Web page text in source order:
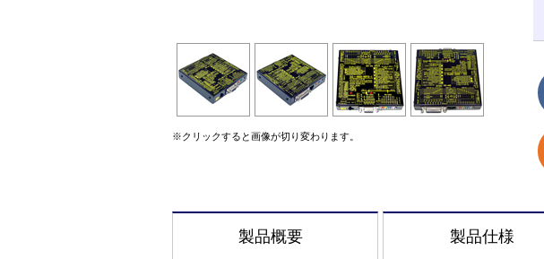
※クリックすると画像が切り変わります。
製品概要 製品仕様